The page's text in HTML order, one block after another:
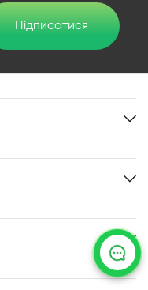
Підписатися